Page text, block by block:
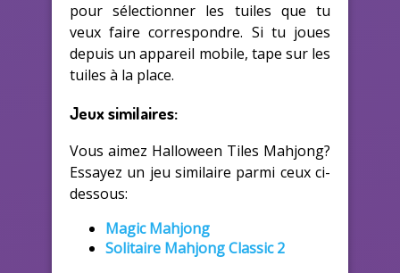
pour sélectionner les tuiles que tu
veux faire correspondre. Si tu joues
depuis un appareil mobile, tape sur les
tuiles à la place.
Jeux similaires:
Vous aimez Halloween Tiles Mahjong?
Essayez un jeu similaire parmi ceux ci-
dessous:
Magic Mahjong
Solitaire Mahjong Classic 2